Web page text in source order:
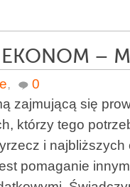
–
,
0
zajmującą się
którzy tego
i najbliższych
pomaganie